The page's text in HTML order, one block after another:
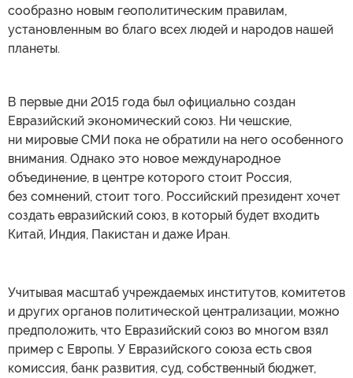
сообразно новым геополитическим правилам,
установленным во благо всех людей и народов нашей
планеты.
В первые дни 2015 года был официально создан
Евразийский экономический союз. Ни чешские,
ни мировые СМИ пока не обратили на него особенного
внимания. Однако это новое международное
объединение, в центре которого стоит Россия,
без сомнений, стоит того. Российский президент хочет
создать евразийский союз, в который будет входить
Китай, Индия, Пакистан и даже Иран.
Учитывая масштаб учреждаемых институтов, комитетов
и других органов политической централизации, можно
предположить, что Евразийский союз во многом взял
пример с Европы. У Евразийского союза есть своя
комиссия, банк развития, суд, собственный бюджет,